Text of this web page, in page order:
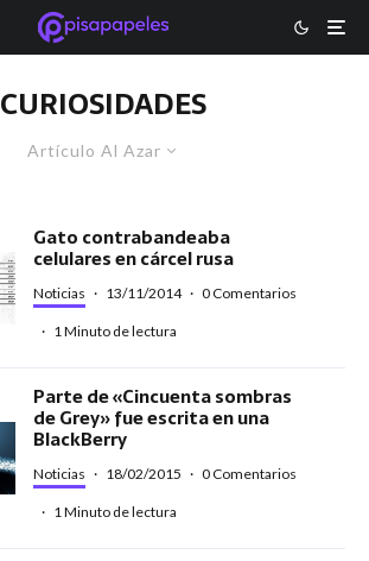
CURIOSIDADES
Artículo Al Azar
Gato contrabandeaba
celulares en cárcel rusa
Noticias · 13/11/2014 · 0 Comentarios
· 1 Minuto de lectura
Parte de «Cincuenta sombras
de Grey» fue escrita en una
BlackBerry
Noticias · 18/02/2015 · 0 Comentarios
· 1 Minuto de lectura